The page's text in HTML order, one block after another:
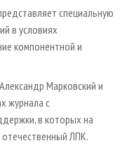
специальную
в условиях
компонентной и
Марковский и
журнала с
в которых на
ЛПК.